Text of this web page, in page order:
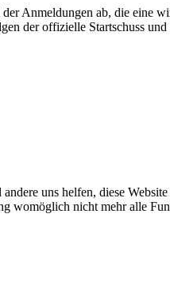
Anmeldungen ab, die eine
der offizielle Startschuss
uns helfen, diese
womöglich nicht mehr alle